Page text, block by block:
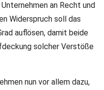
an Recht und
Widerspruch soll das
auflösen, damit beide
solcher Verstöße
nun vor allem dazu,